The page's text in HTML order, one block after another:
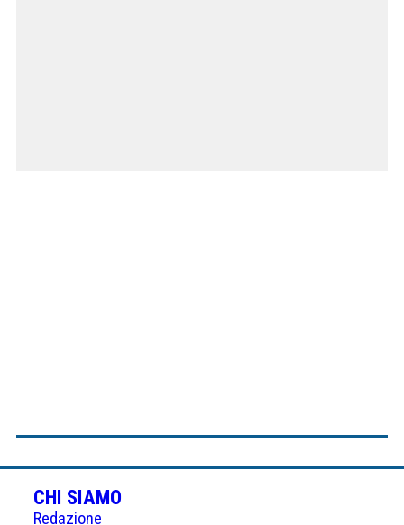
CHI SIAMO
Redazione